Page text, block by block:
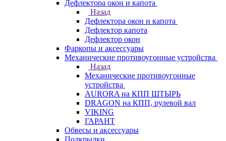
Дефлектора окон и капота
Назад
Дефлектора окон и капота
Дефлектор капота
Дефлектор окон
Фаркопы и аксессуары
Механические противоугонные устройства
Назад
Механические противоугонные
устройства
AURORA на КПП ШТЫРЬ
DRAGON на КПП, рулевой вал
VIKING
ГАРАНТ
Обвесы и аксессуары
Подкрылки